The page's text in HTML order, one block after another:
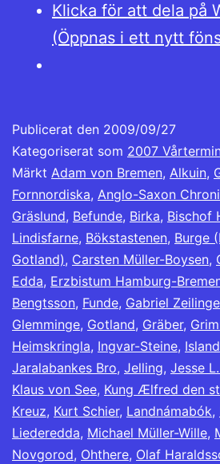
Klicka för att dela på
(Öppnas i ett nytt
Publicerat den 2009/09/27
Kategoriserat som 2007 Vårtermin
Märkt Adam von Bremen, Alkuin,
Fornnordiska, Anglo-Saxon
Gräslund, Befunde, Birka, Bischof
Lindisfarne, Bökstastenen, Burge
Gotland), Carsten Müller-Boysen,
Edda, Erzbistum Hamburg-
Bengtsson, Funde, Gabriel
Glemminge, Gotland, Gräber,
Heimskringla, Ingvar-Steine, Island
Jaralabankes Bro, Jelling, Jesse
Klaus von See, Kung Ælfred den
Kreuz, Kurt Schier, Landnámabók,
Liederedda, Michael Müller-Wille,
Novgorod, Ohthere, Olaf